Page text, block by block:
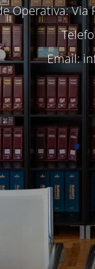
Operativa: Via
Email: